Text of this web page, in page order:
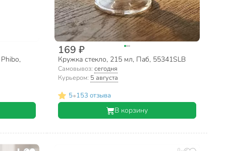
169 ₽
Кружка стекло, 215 мл, Паб, 55341SLB
Самовывоз:сегодня
Курьером: 5 августа
5•153 отзыва
В корзину